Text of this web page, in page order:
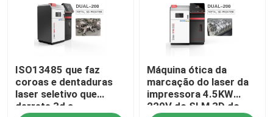
ISO13485 que faz
coroas e dentaduras
laser seletivo que
derrete 3d a
Máquina ótica da
marcação do laser da
impressora 4.5KW
220V do SLM 3D do